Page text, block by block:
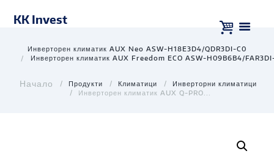
KK Invest
Инверторен климатик AUX Neo ASW-H18E3D4/QDR3DI-C0
Инверторен климатик AUX Freedom ECO ASW-H09B6B4/
Продукти Климатици
Инверторни климатици
Инверторен климатик AUX Q-PRO...